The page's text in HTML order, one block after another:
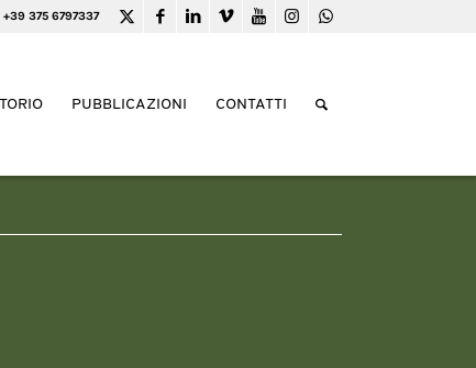
+39 375 6797337
PUBBLICAZIONI CONTATTI